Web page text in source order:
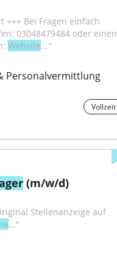
+++ Bei Fragen einfach
03048479484 oder einen
Website..."
Personalvermittlung
Vollzeit
(m/w/d)
Stellenanzeige auf
..."